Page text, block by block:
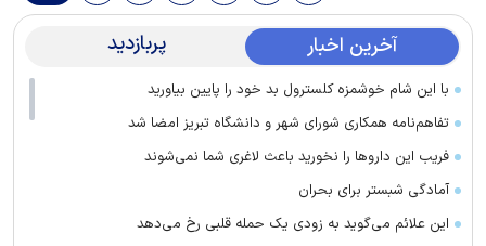
آخرین اخبار پربازدید
با این شام خوشمزه کلسترول بد خود را پایین بیاورید
تفاهم‌نامه همکاری شورای شهر و دانشگاه تبریز امضا شد
فریب این دارو‌ها را نخورید باعث لاغری شما نمی‌شوند
آمادگی شبستر برای بحران
این علائم می‌گوید به زودی یک حمله قلبی رخ می‌دهد